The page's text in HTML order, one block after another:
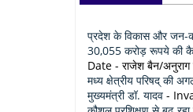
प्रदेश के विकास और जन-
30,055 करोड़ रूपये की
Date - राजेश बैन/
मध्य क्षेत्रीय परिषद् की
मुख्यमंत्री डॉ. यादव -